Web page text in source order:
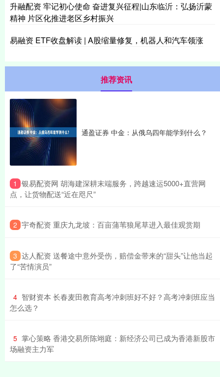
升融配资 牢记初心使命 奋进复兴征程|山东临沂：弘扬沂蒙
精神 片区化推进老区乡村振兴
易融资 ETF收盘解读 | A股缩量修复，机器人和汽车领涨
推荐资讯
通盈证券 中金：从俄乌四年能学到什么？
1 ​银易配资网 胡海建深耕末端服务，跨越速运5000+直营网
点，让货物配送“近在咫尺”
2 ​宇奇配资 重庆九龙坡：百亩蒲苇狼尾草进入最佳观赏期
3 ​达人配资 送餐途中意外受伤，赔偿金带来的“甜头”让他当起
了“苦情演员”
4 ​智财资本 长春麦田教育高考冲刺班好不好？高考冲刺班应当
怎么选？
5 ​掌心策略 香港交易所陈翊庭：新经济公司已成为香港新股市
场融资主力军